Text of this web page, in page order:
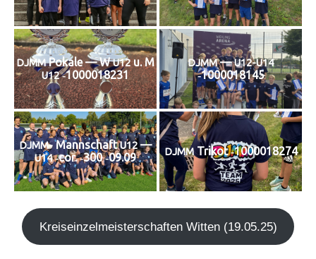
DJMMPoka­le — WU12u. M
U12‑1000018231
DJMM—U12-U14
‑1000018145
DJMM-Mann­schaftU12—
U14‑cor. ‑300 ‑09.09 DJMMTri­kot ‑1000018274
Kreis­ein­zel­meis­ter­schaf­ten Wit­ten (19.05.25)